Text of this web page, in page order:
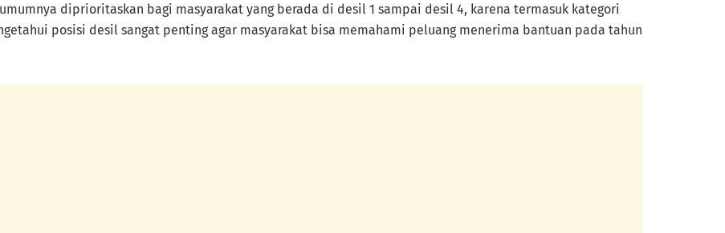
umumnya diprioritaskan bagi masyarakat yang berada di desil 1 sampai desil 4, karena termasuk kategori
posisi desil sangat penting agar masyarakat bisa memahami peluang menerima bantuan pada tahun